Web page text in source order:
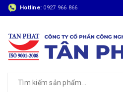
Hotline: 0927 966 866